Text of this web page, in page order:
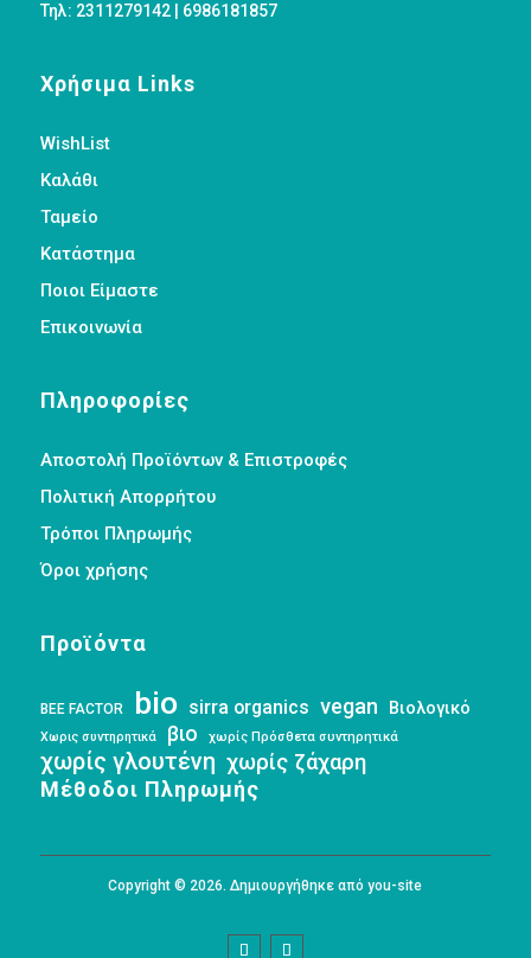
Τηλ: 2311279142 | 6986181857
Χρήσιμα Links
WishList
Καλάθι
Ταμείο
Κατάστημα
Ποιοι Είμαστε
Επικοινωνία
Πληροφορίες
Αποστολή Προϊόντων & Επιστροφές
Πολιτική Απορρήτου
Τρόποι Πληρωμής
Όροι χρήσης
Προϊόντα
BEE FACTOR bio sirra organics vegan Βιολογικό
Χωρις συντηρητικά βιο χωρίς Πρόσθετα συντηρητικά
χωρίς γλουτένη χωρίς ζάχαρη
Μέθοδοι Πληρωμής
Copyright © 2026. Δημιουργήθηκε από you-site